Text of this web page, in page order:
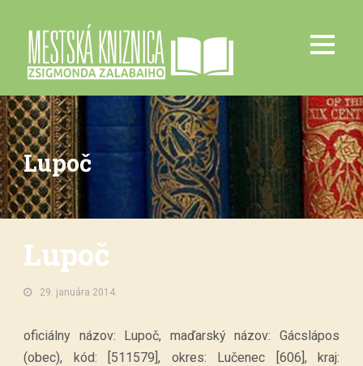
Lupoč
Lupoč
29. januára 2014.
oficiálny názov: Lupoč, maďarský názov: Gácslápos
(obec), kód: [511579], okres: Lučenec [606], kraj: